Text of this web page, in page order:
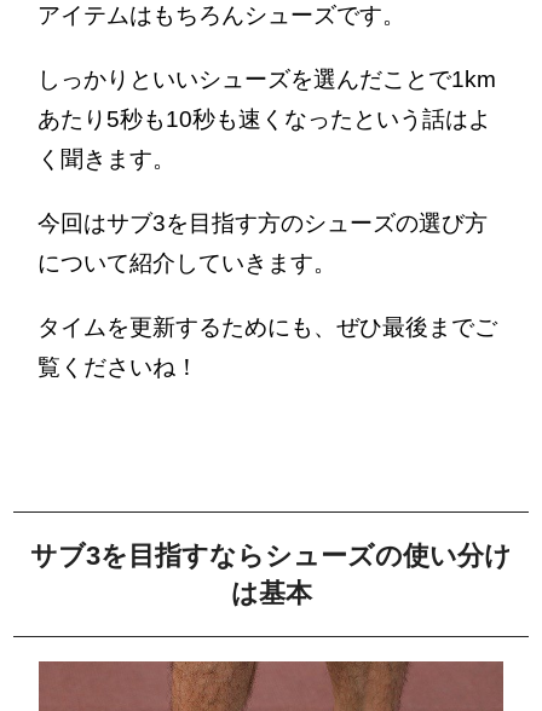
アイテムはもちろんシューズです。
しっかりといいシューズを選んだことで1km
あたり5秒も10秒も速くなったという話はよ
く聞きます。
今回はサブ3を目指す方のシューズの選び方
について紹介していきます。
タイムを更新するためにも、ぜひ最後までご
覧くださいね！
サブ3を目指すならシューズの使い分け
は基本